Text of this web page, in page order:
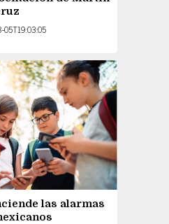
05T19:03:05
las alarmas